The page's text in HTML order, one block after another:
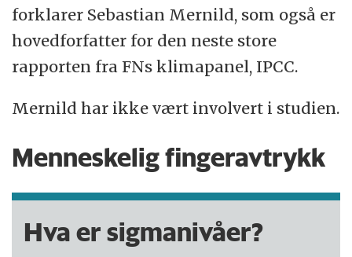
forklarer Sebastian Mernild, som også er
hovedforfatter for den neste store
rapporten fra FNs klimapanel, IPCC.
Mernild har ikke vært involvert i studien.
Menneskelig fingeravtrykk
Hva er sigmanivåer?